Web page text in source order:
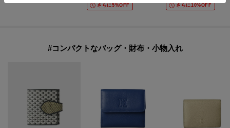
さらに5%OFF さらに10%OFF
#コンパクトなバッグ・財布・小物入れ